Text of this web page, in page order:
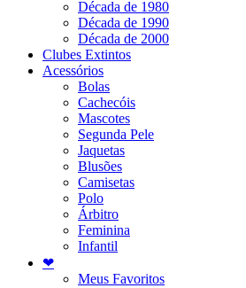
Década de 1980
Década de 1990
Década de 2000
Clubes Extintos
Acessórios
Bolas
Cachecóis
Mascotes
Segunda Pele
Jaquetas
Blusões
Camisetas
Polo
Árbitro
Feminina
Infantil
❤
Meus Favoritos